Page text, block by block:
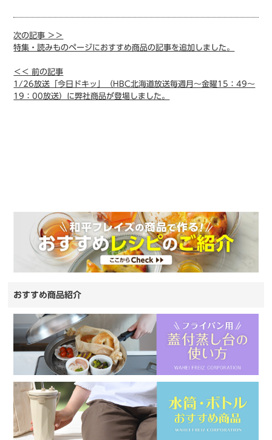
次の記事 ＞＞
特集・読みものページにおすすめ商品の記事を追加しました。
＜＜ 前の記事
1/26放送「今日ドキッ」（HBC北海道放送毎週月～金曜15：49～
19：00放送）に弊社商品が登場しました。
おすすめ商品紹介